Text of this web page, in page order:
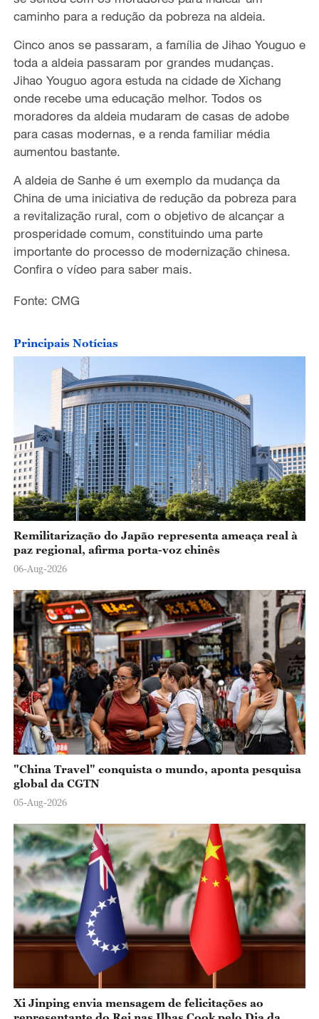
caminho para a redução da pobreza na aldeia.
Cinco anos se passaram, a família de Jihao Youguo e
toda a aldeia passaram por grandes mudanças.
Jihao Youguo agora estuda na cidade de Xichang
onde recebe uma educação melhor. Todos os
moradores da aldeia mudaram de casas de adobe
para casas modernas, e a renda familiar média
aumentou bastante.
A aldeia de Sanhe é um exemplo da mudança da
China de uma iniciativa de redução da pobreza para
a revitalização rural, com o objetivo de alcançar a
prosperidade comum, constituindo uma parte
importante do processo de modernização chinesa.
Confira o vídeo para saber mais.
Fonte: CMG
Principais Notícias
Remilitarização do Japão representa ameaça real à
paz regional, afirma porta-voz chinês
06-Aug-2026
"China Travel" conquista o mundo, aponta pesquisa
global da CGTN
05-Aug-2026
Xi Jinping envia mensagem de felicitações ao